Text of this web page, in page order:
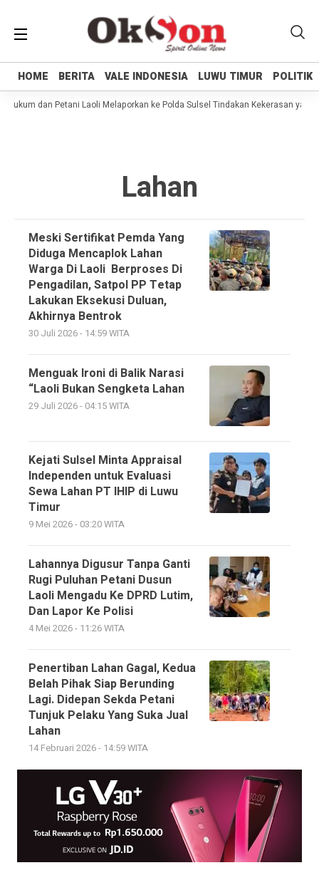
HOME BERITA VALE INDONESIA LUWU TIMUR POLITIK
HOME BERITA VALE INDONESIA LUWU TIMUR POLITIK
dan Petani Laoli Melaporkan ke Polda Sulsel Tindakan Kekerasan
Lahan
Meski Sertifikat Pemda Yang
Diduga Mencaplok Lahan
Warga Di Laoli Berproses Di
Pengadilan, Satpol PP Tetap
Lakukan Eksekusi Duluan,
Akhirnya Bentrok
30 Juli 2026 - 14:59 WITA
Menguak Ironi di Balik Narasi
“Laoli Bukan Sengketa Lahan
29 Juli 2026 - 04:15 WITA
Kejati Sulsel Minta Appraisal
Independen untuk Evaluasi
Sewa Lahan PT IHIP di Luwu
Timur
9 Mei 2026 - 03:20 WITA
Lahannya Digusur Tanpa Ganti
Rugi Puluhan Petani Dusun
Laoli Mengadu Ke DPRD Lutim,
Dan Lapor Ke Polisi
4 Mei 2026 - 11:26 WITA
Penertiban Lahan Gagal, Kedua
Belah Pihak Siap Berunding
Lagi. Didepan Sekda Petani
Tunjuk Pelaku Yang Suka Jual
Lahan
14 Februari 2026 - 14:59 WITA